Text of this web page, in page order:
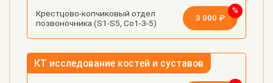
Крестцово-копчиковый отдел
позвоночника (S1-S5, Co1-3-5)
3 000 ₽
КТ исследование костей и суставов